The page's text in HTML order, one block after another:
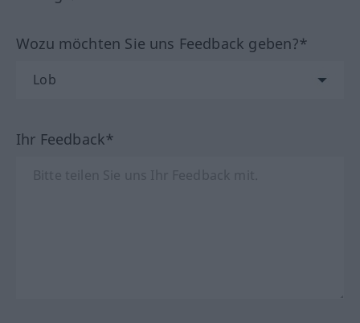
Wozu möchten Sie uns Feedback geben?*
Ihr Feedback*